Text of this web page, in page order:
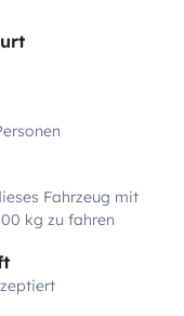
Fahrzeug mit
kg zu fahren